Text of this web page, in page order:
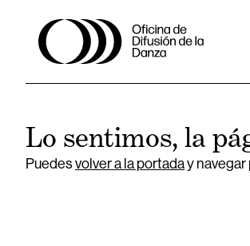
Lo sentimos, la
Puedesvolver a la portaday navegar